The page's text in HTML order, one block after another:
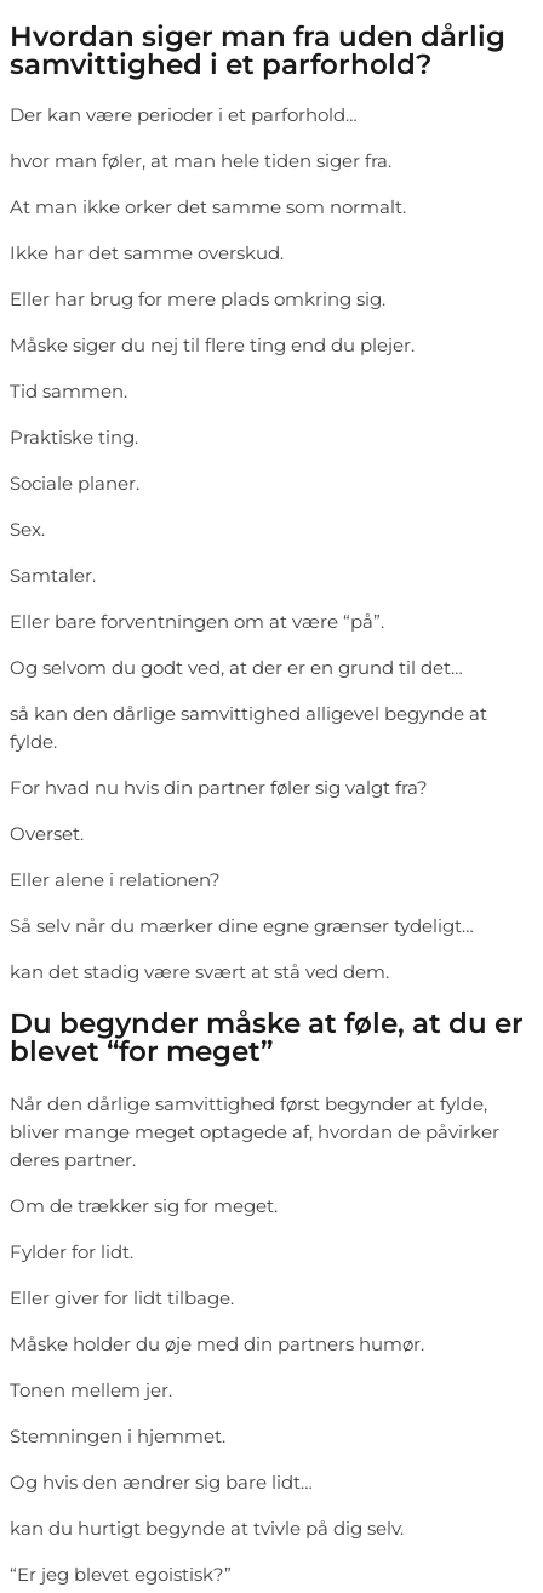
Hvordan siger man fra uden dårlig
samvittighed i et parforhold?
Der kan være perioder i et parforhold…
hvor man føler, at man hele tiden siger fra.
At man ikke orker det samme som normalt.
Ikke har det samme overskud.
Eller har brug for mere plads omkring sig.
Måske siger du nej til flere ting end du plejer.
Tid sammen.
Praktiske ting.
Sociale planer.
Sex.
Samtaler.
Eller bare forventningen om at være “på”.
Og selvom du godt ved, at der er en grund til det…
så kan den dårlige samvittighed alligevel begynde at
fylde.
For hvad nu hvis din partner føler sig valgt fra?
Overset.
Eller alene i relationen?
Så selv når du mærker dine egne grænser tydeligt…
kan det stadig være svært at stå ved dem.
Du begynder måske at føle, at du er
blevet “for meget”
Når den dårlige samvittighed først begynder at fylde,
bliver mange meget optagede af, hvordan de påvirker
deres partner.
Om de trækker sig for meget.
Fylder for lidt.
Eller giver for lidt tilbage.
Måske holder du øje med din partners humør.
Tonen mellem jer.
Stemningen i hjemmet.
Og hvis den ændrer sig bare lidt…
kan du hurtigt begynde at tvivle på dig selv.
“Er jeg blevet egoistisk?”